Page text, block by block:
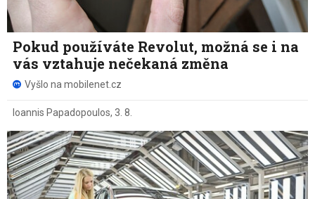
Pokud používáte Revolut, možná se i na
vás vztahuje nečekaná změna
Vyšlo na mobilenet.cz
Ioannis Papadopoulos, 3. 8.